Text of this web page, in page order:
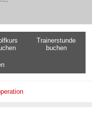
Trainerstunde
buchen